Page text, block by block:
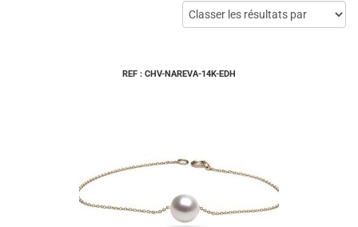
REF : CHV-NAREVA-14K-EDH